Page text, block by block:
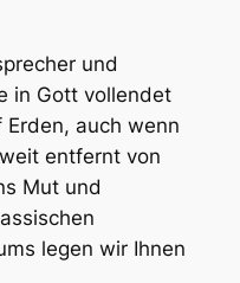
und
in Gott vollendet
auch wenn
entfernt von
Mut und
legen wir Ihnen